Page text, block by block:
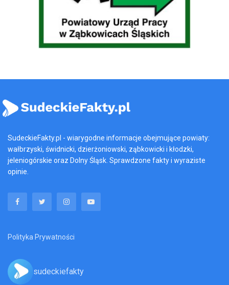
SudeckieFakty.pl - wiarygodne informacje obejmujące powiaty:
wałbrzyski, świdnicki, dzierżoniowski, ząbkowicki i kłodzki,
jeleniogórskie oraz Dolny Śląsk. Sprawdzone fakty i wyraziste
opinie.
Polityka Prywatności
sudeckiefakty